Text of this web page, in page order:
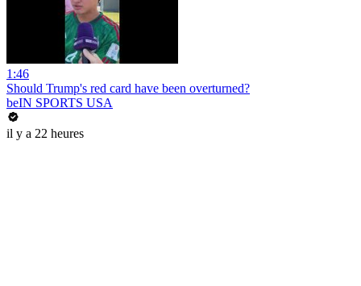
1:46
Should Trump's red card have been overturned?
beIN SPORTS USA
il y a 22 heures